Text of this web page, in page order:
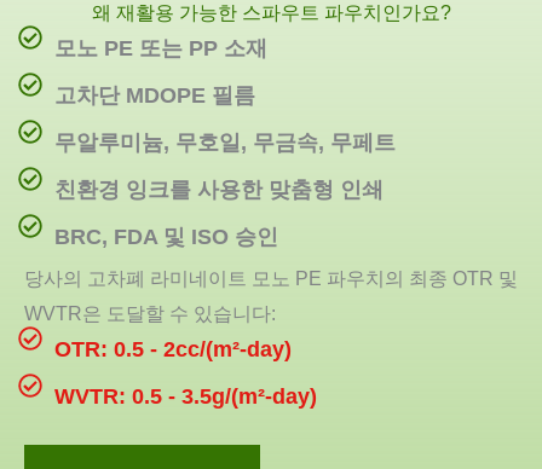
왜 재활용 가능한 스파우트 파우치인가요?
모노 PE 또는 PP 소재
고차단 MDOPE 필름
무알루미늄, 무호일, 무금속, 무페트
친환경 잉크를 사용한 맞춤형 인쇄
BRC, FDA 및 ISO 승인
당사의 고차폐 라미네이트 모노 PE 파우치의 최종 OTR 및
WVTR은 도달할 수 있습니다:
OTR: 0.5 - 2cc/(m²-day)
WVTR: 0.5 - 3.5g/(m²-day)